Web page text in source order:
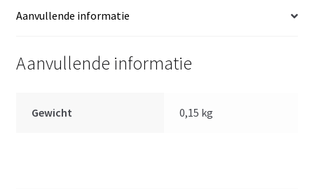
42
aantal
Aanvullende informatie
Aanvullende informatie
Gewicht 0,15 kg